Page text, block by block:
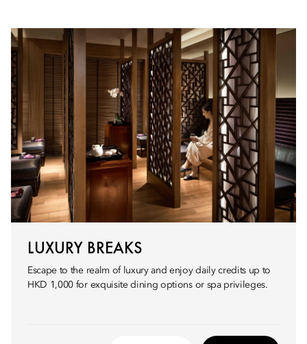
LUXURY BREAKS
Escape to the realm of luxury and enjoy daily credits up to
HKD 1,000 for exquisite dining options or spa privileges.